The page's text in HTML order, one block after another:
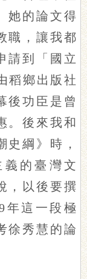
她的論文得
職，讓我都
請到「國立
稻鄉出版社
後功臣是曾
。後來我和
史綱》時，
的臺灣文
，以後要撰
年這一段極
徐秀慧的論